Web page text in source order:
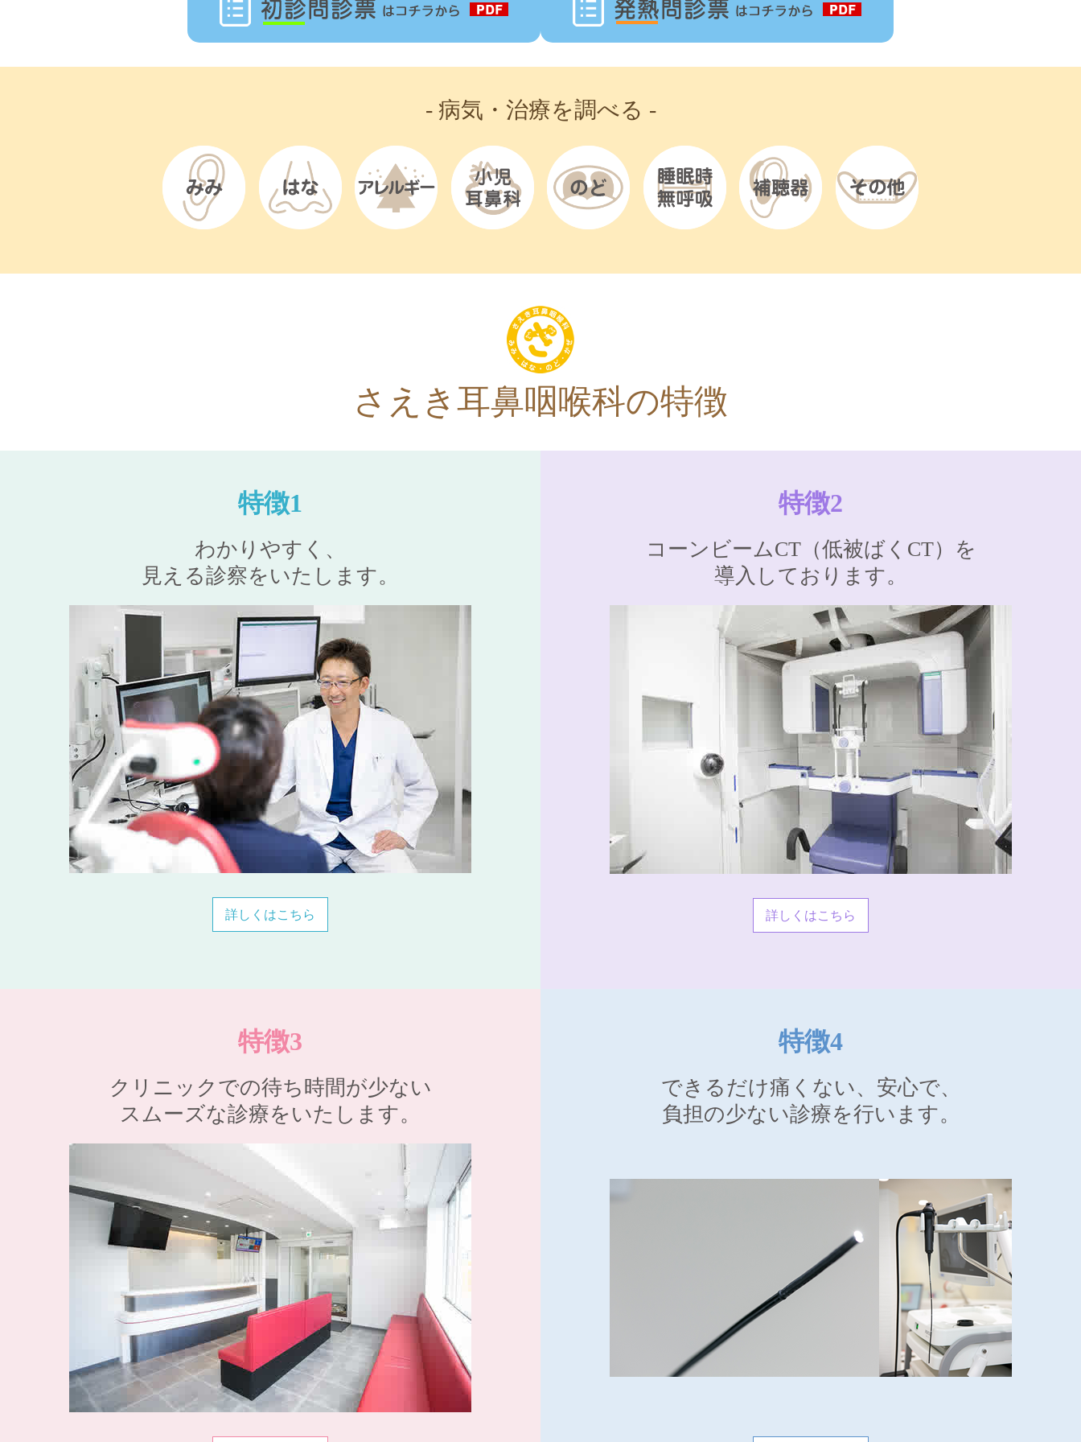
- 病気・治療を調べる -
さえき耳鼻咽喉科の特徴
特徴1
わかりやすく、
見える診察をいたします。
詳しくはこちら
特徴2
コーンビームCT（低被ばくCT）を
導入しております。
詳しくはこちら
特徴3
クリニックでの待ち時間が少ない
スムーズな診療をいたします。
特徴4
できるだけ痛くない、安心で、
負担の少ない診療を行います。